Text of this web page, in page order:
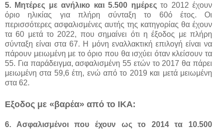
5. Μητέρες με ανήλικο και 5.500 ημέρες το 2012 έχουν
όριο ηλικίας για πλήρη σύνταξη το 60ό έτος. Οι
περισσότερες ασφαλισμένες αυτής της κατηγορίας θα έχουν
τα 60 μετά το 2022, που σημαίνει ότι η έξοδος με πλήρη
σύνταξη είναι στα 67. Η μόνη εναλλακτική επιλογή είναι να
πάρουν μειωμένη με το όριο που θα ισχύει όταν κλείσουν τα
55. Για παράδειγμα, ασφαλισμένη 55 ετών το 2017 θα πάρει
μειωμένη στα 59,6 έτη, ενώ από το 2019 και μετά μειωμένη
στα 62.
Εξοδος με «βαρέα» από το ΙΚΑ:
6. Ασφαλισμένοι που έχουν ως το 2014 τα 10.500